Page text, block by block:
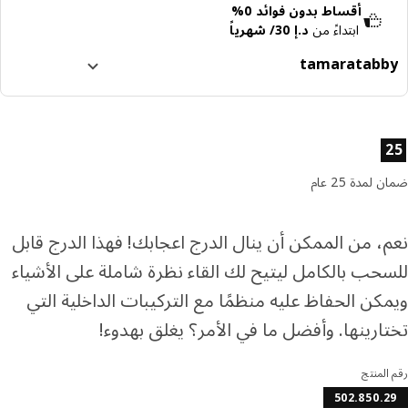
أقساط بدون فوائد 0%
ابتداءً مند.إ 30/ شهرياً
tamara
المزيد عن تمارا
المنتج
25 عام
من الممكن أن ينال الدرج اعجابك! فهذا الدرج قابل
بالكامل ليتيح لك القاء نظرة شاملة على الأشياء
الحفاظ عليه منظمًا مع التركيبات الداخلية التي
وأفضل ما في الأمر؟ يغلق بهدوء!